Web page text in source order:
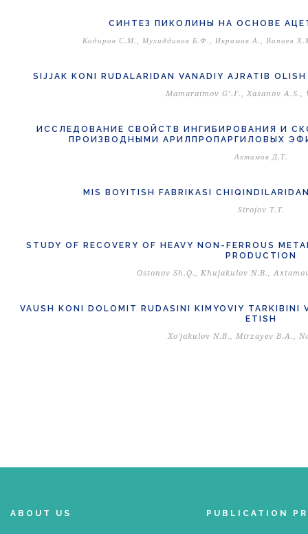
СИНТЕЗ ПИКОЛИНЫ НА ОСНОВЕ
Кодиров С.М., Мухиддинов Б.Ф., Икрамов А., Вапоев
SIJJAK KONI RUDALARIDAN VANADIY AJRATIB
Mamaraimov G‘.F., Xasanov A.S.,
ИССЛЕДОВАНИЕ СВОЙСТВ ИНГИБИРОВАНИЯ И
ПРОИЗВОДНЫМИ АРИЛПРОПАРГИЛОВЫХ
Ахтамов Д.Т.
MIS BOYITISH FABRIKASI
Sirojov T.T.
STUDY OF RECOVERY OF HEAVY NON-FERROUS
PRODUCTION
Ostonov Sh.Q., Khujakulov N.B.,
VAUSH KONI DOLOMIT RUDASINI KIMYOVIY TARKIBINI
ETISH
Xo'jakulov N.B., Mirzayev B.A.,
ABOUT US PUBLICATION